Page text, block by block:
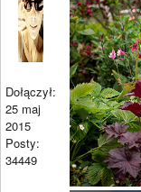
Dołączył:
25 maj
2015
Posty:
34449